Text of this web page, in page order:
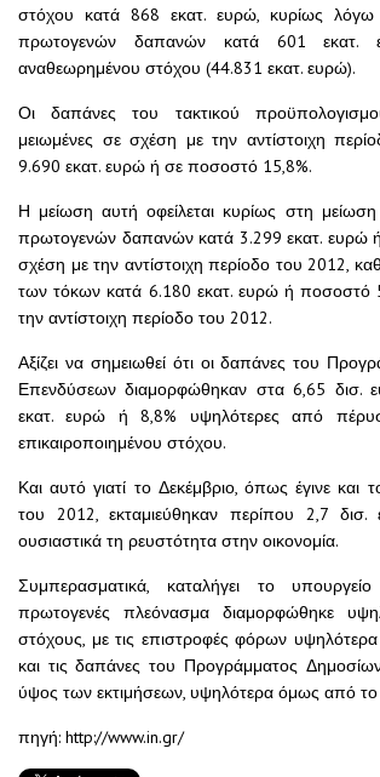
στόχου κατά 868 εκατ. ευρώ, κυρίως
πρωτογενών δαπανών κατά 601 εκατ.
αναθεωρημένου στόχου (44.831 εκατ. ευρώ).
Οι δαπάνες του τακτικού
μειωμένες σε σχέση με την αντίστοιχη
9.690 εκατ. ευρώ ή σε ποσοστό 15,8%.
Η μείωση αυτή οφείλεται κυρίως στη
πρωτογενών δαπανών κατά 3.299 εκατ. ευρώ
σχέση με την αντίστοιχη περίοδο του 2012,
των τόκων κατά 6.180 εκατ. ευρώ ή ποσοστό
την αντίστοιχη περίοδο του 2012.
Αξίζει να σημειωθεί ότι οι δαπάνες του
Επενδύσεων διαμορφώθηκαν στα 6,65 δισ.
εκατ. ευρώ ή 8,8% υψηλότερες από
επικαιροποιημένου στόχου.
Και αυτό γιατί το Δεκέμβριο, όπως έγινε και
του 2012, εκταμιεύθηκαν περίπου 2,7 δισ.
ουσιαστικά τη ρευστότητα στην οικονομία.
Συμπερασματικά, καταλήγει το
πρωτογενές πλεόνασμα διαμορφώθηκε
στόχους, με τις επιστροφές φόρων υψηλότερα
και τις δαπάνες του Προγράμματος
ύψος των εκτιμήσεων, υψηλότερα όμως από
πηγή: http://www.in.gr/